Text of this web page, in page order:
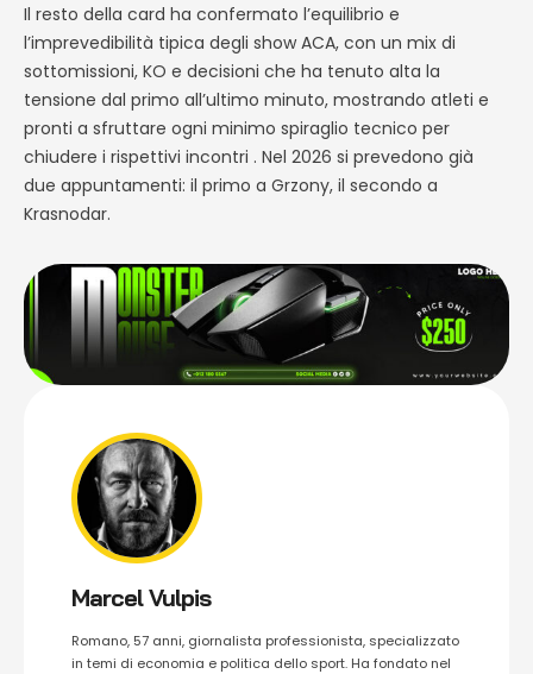
Il resto della card ha confermato l’equilibrio e
l’imprevedibilità tipica degli show ACA, con un mix di
sottomissioni, KO e decisioni che ha tenuto alta la
tensione dal primo all’ultimo minuto, mostrando atleti e
pronti a sfruttare ogni minimo spiraglio tecnico per
chiudere i rispettivi incontri . Nel 2026 si prevedono già
due appuntamenti: il primo a Grzony, il secondo a
Krasnodar.
Marcel Vulpis
Romano, 57 anni, giornalista professionista, specializzato
in temi di economia e politica dello sport. Ha fondato nel